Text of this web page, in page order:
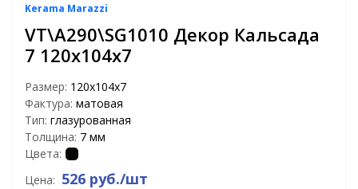
Kerama Marazzi
VT\A290\SG1010 Декор Кальсада
7 120х104х7
Размер: 120х104х7
Фактура: матовая
Тип: глазурованная
Толщина: 7 мм
Цвета:
Цена: 526 руб./шт